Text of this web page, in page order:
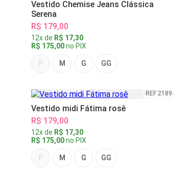
Vestido Chemise Jeans Clássica
Serena
R$ 179,00
12x de R$ 17,30
R$ 175,00no PIX
P M G GG
REF 2189
Vestido midi Fátima rosê
R$ 179,00
12x de R$ 17,30
R$ 175,00no PIX
P M G GG